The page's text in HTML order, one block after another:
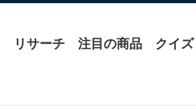
リサーチ 注目の商品 クイズ